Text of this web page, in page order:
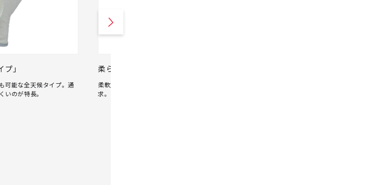
」
可能な全天候タイプ。通
のが特長。
柔らかくしなやかな加工
柔軟加工に時間をかけることにより、柔らかい風合いを追
求。